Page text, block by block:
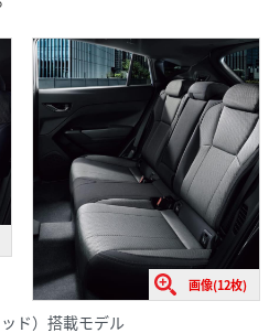
画像(12枚)
ド）搭載モデル